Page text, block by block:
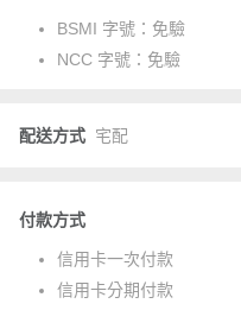
BSMI 字號： 免驗
NCC 字號： 免驗
配送方式 宅配
付款方式
信用卡一次付款
信用卡分期付款